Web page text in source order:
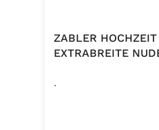
ZABLER
EXTRABREITE
.